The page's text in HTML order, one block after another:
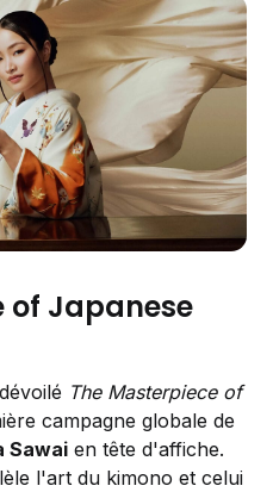
of Japanese
The Masterpiece of
campagne globale de
Sawai en tête d'affiche.
l'art du kimono et celui